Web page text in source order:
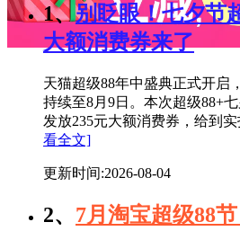
1、 别眨眼！七夕节
大额消费券来了
天猫超级88年中盛典正式开启
持续至8月9日。本次超级88+
发放235元大额消费券，给到
看全文]
更新时间:2026-08-04
2、 7月淘宝超级88